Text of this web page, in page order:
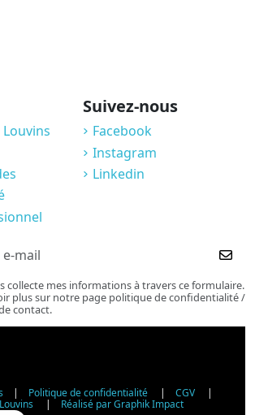
Suivez-nous
Facebook
Instagram
Linkedin
collecte mes informations à travers ce formulaire.
plus sur notre page politique de confidentialité /
contact.
| Politique de confidentialité | CGV |
| Réalisé par Graphik Impact